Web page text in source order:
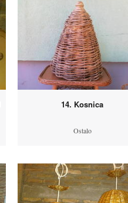
14. Kosnica
Ostalo